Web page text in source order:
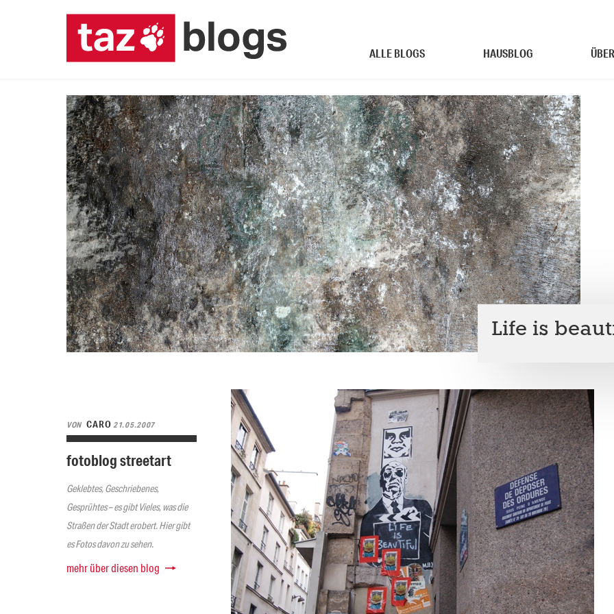
ALLE BLOGS HAUSBLOG
Life is
VON CARO21.05.2007
fotoblog streetart
Geklebtes, Geschriebenes,
Gesprühtes – es gibt Vieles, was die
Straßen der Stadt erobert. Hier gibt
es Fotos davon zu sehen.
mehr über diesen blog